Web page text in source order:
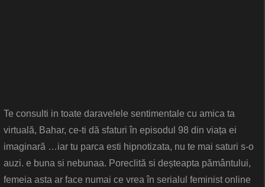
Te consulti in toate daravelele sentimentale cu amica ta
virtuală, Bahar, ce-ti dă sfaturi în episodul 98 din viața ei
imaginară …iar tu parca esti hipnotizata, nu te mai saturi s-o
auzi. e buna si nebunaa. Poreclită si deșteapta pământului,
femeia asta ar face numai ce vrea în serialul feminist online